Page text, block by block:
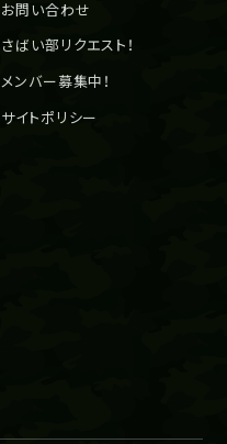
お問い合わせ
さばい部リクエスト！
メンバー募集中！
サイトポリシー